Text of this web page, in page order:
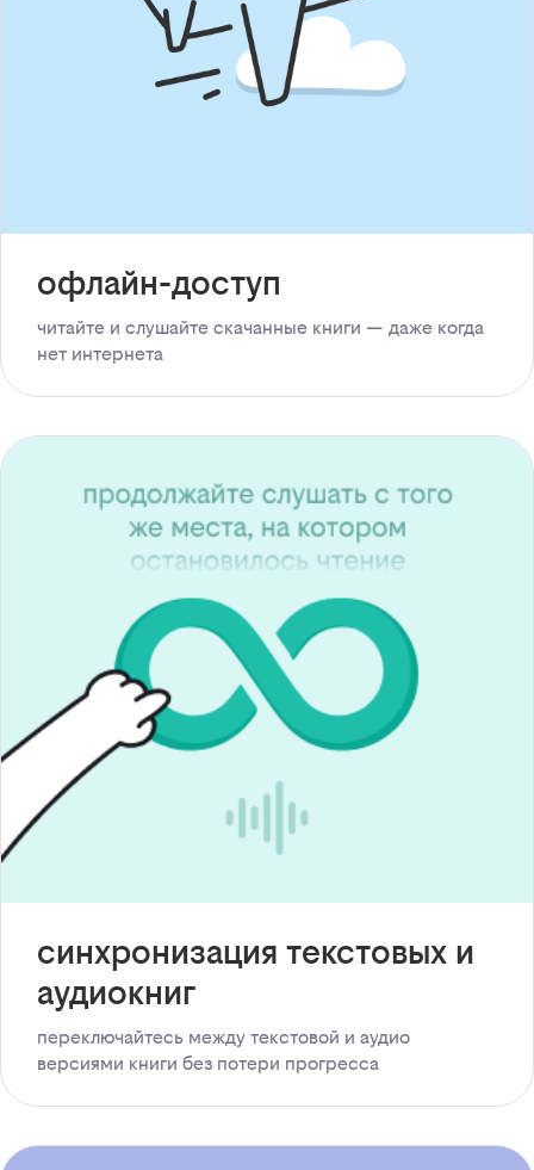
офлайн-доступ
читайте и слушайте скачанные книги — даже когда
нет интернета
синхронизация текстовых и
аудиокниг
переключайтесь между текстовой и аудио
версиями книги без потери прогресса